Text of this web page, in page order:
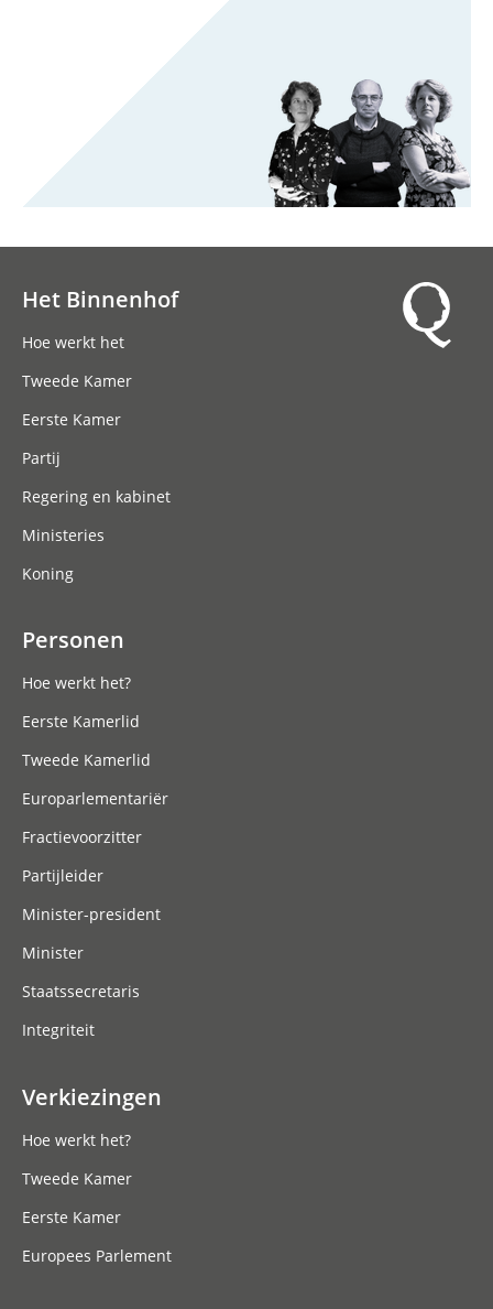
Het Binnenhof
Hoe werkt het
Tweede Kamer
Eerste Kamer
Partij
Regering en kabinet
Ministeries
Koning
Personen
Hoe werkt het?
Eerste Kamerlid
Tweede Kamerlid
Europarlementariër
Fractievoorzitter
Partijleider
Minister-president
Minister
Staatssecretaris
Integriteit
Verkiezingen
Hoe werkt het?
Tweede Kamer
Eerste Kamer
Europees Parlement